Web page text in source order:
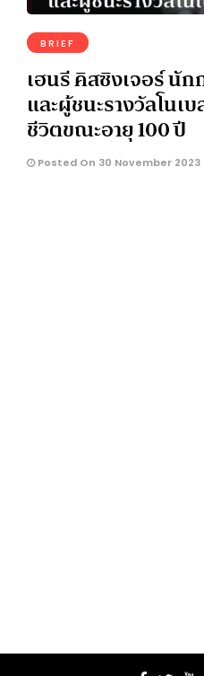
BRIEF
เฮนรี คิสซิงเจอร์ นั
และผู้ชนะรางวัลโนเ
ชีวิตขณะอายุ 100 ปี
Posted On 30 November 2023